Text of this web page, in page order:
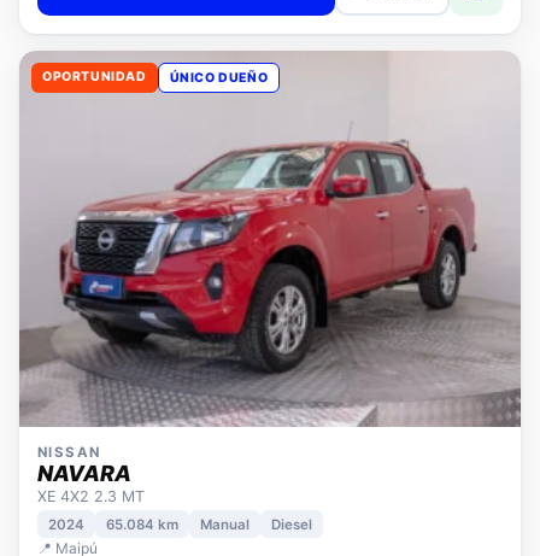
+ Comparar
OPORTUNIDAD
NISSAN
NAVARA
XE 4X2 2.3 MT
2024